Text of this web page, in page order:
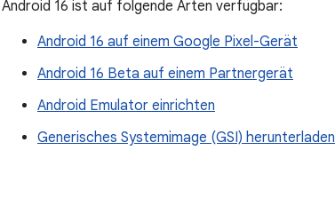
Android 16 ist auf folgende Arten verfügbar:
Android 16 auf einem Google Pixel-Gerät
Android 16 Beta auf einem Partnergerät
Android Emulator einrichten
Generisches Systemimage (GSI) herunterladen